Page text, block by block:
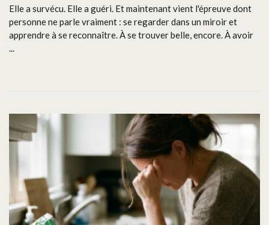
Elle a survécu. Elle a guéri. Et maintenant vient l'épreuve dont
personne ne parle vraiment : se regarder dans un miroir et
apprendre à se reconnaître. À se trouver belle, encore. À avoir
...